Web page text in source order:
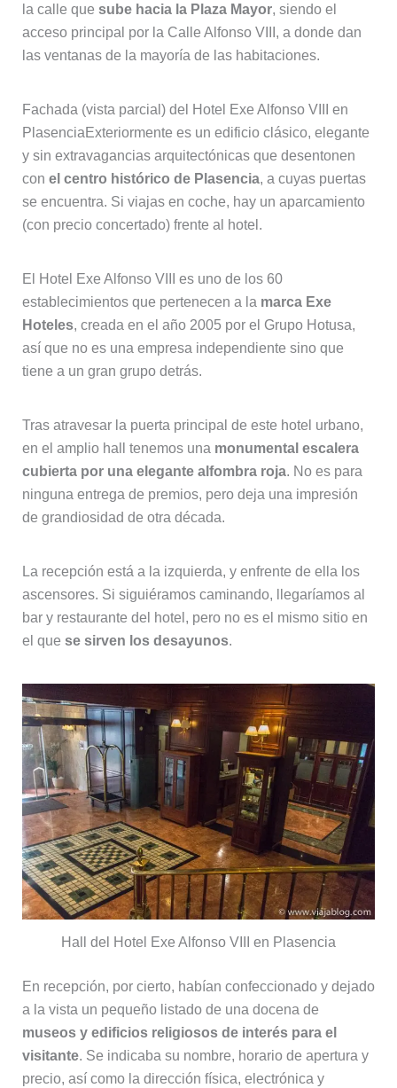
la calle que sube hacia la Plaza Mayor, siendo el
acceso principal por la Calle Alfonso VIII, a donde dan
las ventanas de la mayoría de las habitaciones.
Fachada (vista parcial) del Hotel Exe Alfonso VIII en
PlasenciaExteriormente es un edificio clásico, elegante
y sin extravagancias arquitectónicas que desentonen
con el centro histórico de Plasencia, a cuyas puertas
se encuentra. Si viajas en coche, hay un aparcamiento
(con precio concertado) frente al hotel.
El Hotel Exe Alfonso VIII es uno de los 60
establecimientos que pertenecen a la marca Exe
Hoteles, creada en el año 2005 por el Grupo Hotusa,
así que no es una empresa independiente sino que
tiene a un gran grupo detrás.
Tras atravesar la puerta principal de este hotel urbano,
en el amplio hall tenemos una monumental escalera
cubierta por una elegante alfombra roja. No es para
ninguna entrega de premios, pero deja una impresión
de grandiosidad de otra década.
La recepción está a la izquierda, y enfrente de ella los
ascensores. Si siguiéramos caminando, llegaríamos al
bar y restaurante del hotel, pero no es el mismo sitio en
el que se sirven los desayunos.
Hall del Hotel Exe Alfonso VIII en Plasencia
En recepción, por cierto, habían confeccionado y dejado
a la vista un pequeño listado de una docena de
museos y edificios religiosos de interés para el
visitante. Se indicaba su nombre, horario de apertura y
precio, así como la dirección física, electrónica y